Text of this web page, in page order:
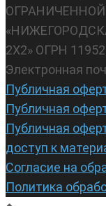
2Х2» ОГРН
Электронная
Публичная
Публичная
Публичная
доступ к
Согласие на
Политика